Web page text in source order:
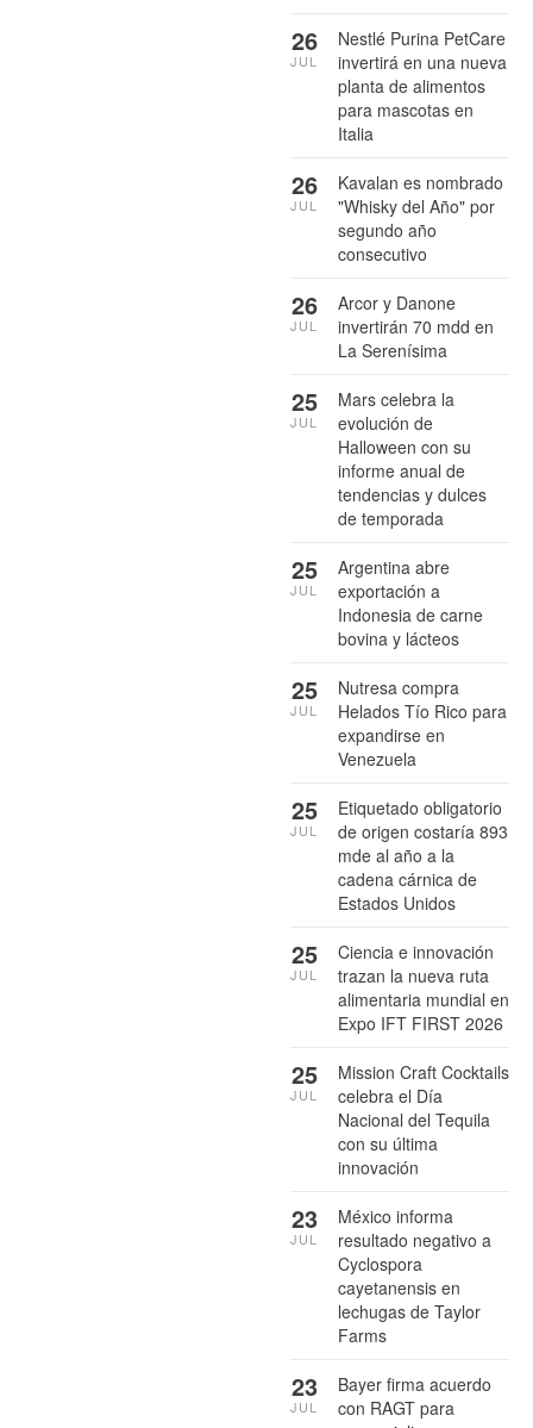
Nestlé Purina PetCare
invertirá en una nueva
planta de alimentos
para mascotas en
Italia
26
JUL
Kavalan es nombrado
"Whisky del Año" por
segundo año
consecutivo
26
JUL
Arcor y Danone
invertirán 70 mdd en
La Serenísima
26
JUL
Mars celebra la
evolución de
Halloween con su
informe anual de
tendencias y dulces
de temporada
25
JUL
Argentina abre
exportación a
Indonesia de carne
bovina y lácteos
25
JUL
Nutresa compra
Helados Tío Rico para
expandirse en
Venezuela
25
JUL
Etiquetado obligatorio
de origen costaría 893
mde al año a la
cadena cárnica de
Estados Unidos
25
JUL
Ciencia e innovación
trazan la nueva ruta
alimentaria mundial en
Expo IFT FIRST 2026
25
JUL
Mission Craft Cocktails
celebra el Día
Nacional del Tequila
con su última
innovación
25
JUL
México informa
resultado negativo a
Cyclospora
cayetanensis en
lechugas de Taylor
Farms
23
JUL
Bayer firma acuerdo
con RAGT para
23
JUL